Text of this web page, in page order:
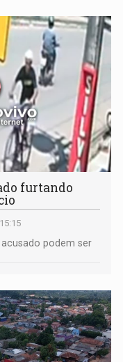
furtando
podem ser